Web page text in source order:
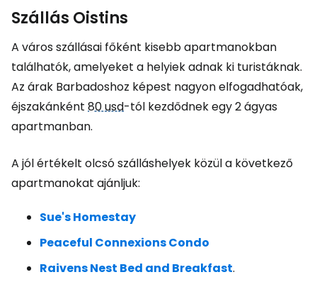
Szállás Oistins
A város szállásai főként kisebb apartmanokban
találhatók, amelyeket a helyiek adnak ki turistáknak.
Az árak Barbadoshoz képest nagyon elfogadhatóak,
éjszakánként 80 usd-tól kezdődnek egy 2 ágyas
apartmanban.
A jól értékelt olcsó szálláshelyek közül a következő
apartmanokat ajánljuk:
Sue's Homestay
Peaceful Connexions Condo
Raivens Nest Bed and Breakfast.